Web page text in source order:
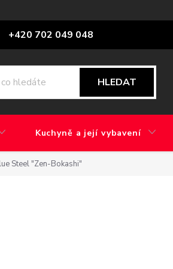
+420 702 049 048
mezi továrním brusem a ručním broušením?
HLEDAT
Kuchyně a její vybavení
Steel "Zen-Bokashi"